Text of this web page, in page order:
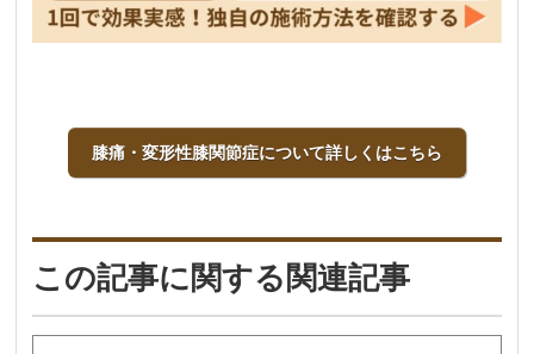
膝痛・変形性膝関節症について詳しくはこちら
この記事に関する関連記事